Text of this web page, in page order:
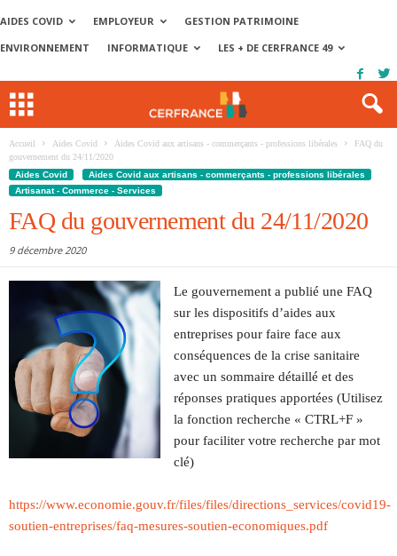
AIDES COVID EMPLOYEUR
GESTION PATRIMOINE
ENVIRONNEMENT
INFORMATIQUE LES + DE CERFRANCE 49
Accueil Aides Covid Aides Covid aux artisans - commerçants - professions libérales
FAQ du
gouvernement du 24/11/2020
Aides Covid
Aides Covid aux artisans - commerçants - professions libérales
Artisanat - Commerce - Services
FAQ du gouvernement du 24/11/2020
9 décembre 2020
Le gouvernement a publié une FAQ
sur les dispositifs d’aides aux
entreprises pour faire face aux
conséquences de la crise sanitaire
avec un sommaire détaillé et des
réponses pratiques apportées (Utilisez
la fonction recherche « CTRL+F »
pour faciliter votre recherche par mot
clé)
https://www.economie.gouv.fr/files/files/directions_services/covid19-
soutien-entreprises/faq-mesures-soutien-economiques.pdf